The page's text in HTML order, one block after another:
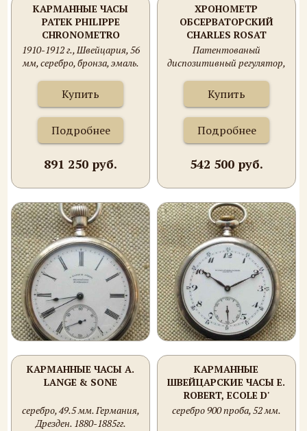
КАРМАННЫЕ ЧАСЫ
PATEK PHILIPPE
CHRONOMETRO
GONDOLO
1910-1912 г., Швейцария, 56
мм, серебро, бронза, эмаль.
Купить
Подробнее
891 250 руб.
ХРОНОМЕТР
ОБСЕРВАТОРСКИЙ
CHARLES ROSAT
ШВЕЙЦАРИЯ ЛОКЛЬ
Патентованый
диспозитивный регулятор,
Купить
Подробнее
542 500 руб.
КАРМАННЫЕ ЧАСЫ A.
LANGE & SONE
серебро, 49.5 мм. Германия,
Дрезден. 1880-1885гг.
КАРМАННЫЕ
ШВЕЙЦАРСКИЕ ЧАСЫ E.
ROBERT, ECOLE D'
HORLOGERIE
серебро 900 проба, 52 мм.